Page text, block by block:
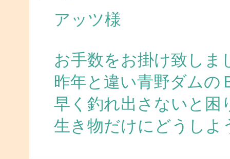
アッツ様
お手数をお掛け致しま
昨年と違い青野ダムの
早く釣れ出さないと困
生き物だけにどうしよ